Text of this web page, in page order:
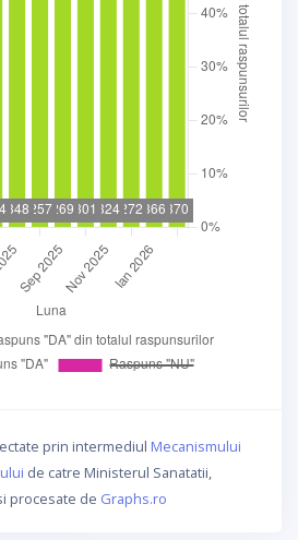
prin intermediul Mecanismului
de catre Ministerul Sanatatii,
procesate de Graphs.ro